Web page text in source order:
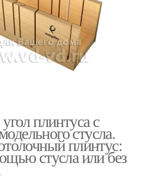
плинтуса с
стусла.
плинтус:
стусла или без